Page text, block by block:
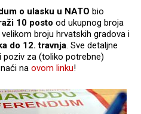
o ulasku u NATO bio
10 posto od ukupnog broja
broju hrvatskih gradova i
do 12. travnja. Sve detaljne
poziv za (toliko potrebne)
na ovom linku!